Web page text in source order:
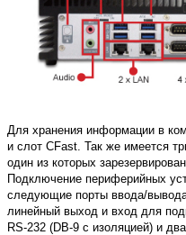
Для хранения информации в
и слот CFast. Так же имеется
один из которых
Подключение периферийных
следующие порты ввода/
линейный выход и вход для
RS-232 (DB-9 с изоляцией) и